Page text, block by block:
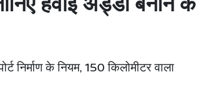
निर्माण के नियम, 150 किलोमीटर वाला